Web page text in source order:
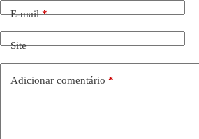
E-mail*
Site
Adicionar comentário *